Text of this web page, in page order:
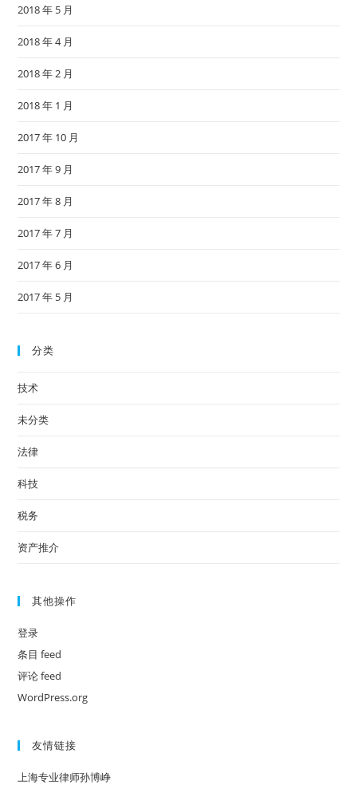
2018 年 5 月
2018 年 4 月
2018 年 2 月
2018 年 1 月
2017 年 10 月
2017 年 9 月
2017 年 8 月
2017 年 7 月
2017 年 6 月
2017 年 5 月
分类
技术
未分类
法律
科技
税务
资产推介
其他操作
登录
条目 feed
评论 feed
WordPress.org
友情链接
上海专业律师孙博峥